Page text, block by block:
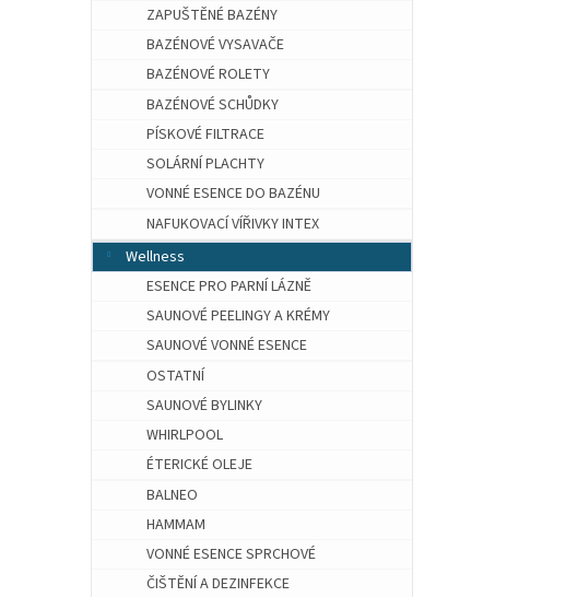
ZAPUŠTĚNÉ BAZÉNY
BAZÉNOVÉ VYSAVAČE
BAZÉNOVÉ ROLETY
BAZÉNOVÉ SCHŮDKY
PÍSKOVÉ FILTRACE
SOLÁRNÍ PLACHTY
VONNÉ ESENCE DO BAZÉNU
NAFUKOVACÍ VÍŘIVKY INTEX
Wellness
ESENCE PRO PARNÍ LÁZNĚ
SAUNOVÉ PEELINGY A KRÉMY
SAUNOVÉ VONNÉ ESENCE
OSTATNÍ
SAUNOVÉ BYLINKY
WHIRLPOOL
ÉTERICKÉ OLEJE
BALNEO
HAMMAM
VONNÉ ESENCE SPRCHOVÉ
ČIŠTĚNÍ A DEZINFEKCE